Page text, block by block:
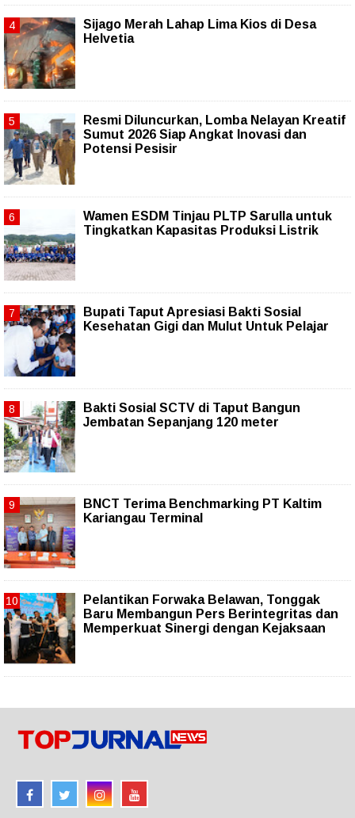
Sijago Merah Lahap Lima Kios di Desa
Helvetia
Resmi Diluncurkan, Lomba Nelayan Kreatif
Sumut 2026 Siap Angkat Inovasi dan
Potensi Pesisir
Wamen ESDM Tinjau PLTP Sarulla untuk
Tingkatkan Kapasitas Produksi Listrik
Bupati Taput Apresiasi Bakti Sosial
Kesehatan Gigi dan Mulut Untuk Pelajar
Bakti Sosial SCTV di Taput Bangun
Jembatan Sepanjang 120 meter
BNCT Terima Benchmarking PT Kaltim
Kariangau Terminal
Pelantikan Forwaka Belawan, Tonggak
Baru Membangun Pers Berintegritas dan
Memperkuat Sinergi dengan Kejaksaan